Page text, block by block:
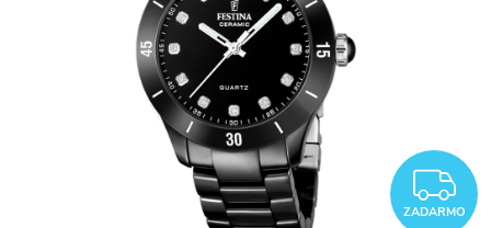
ZADARMO